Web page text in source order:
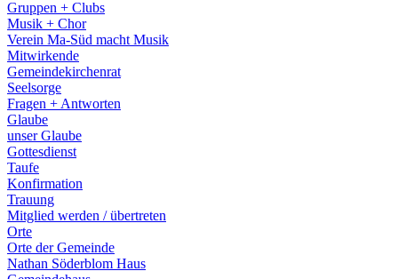
Gruppen + Clubs
Musik + Chor
Verein Ma-Süd macht Musik
Mitwirkende
Gemeindekirchenrat
Seelsorge
Fragen + Antworten
Glaube
unser Glaube
Gottesdienst
Taufe
Konfirmation
Trauung
Mitglied werden / übertreten
Orte
Orte der Gemeinde
Nathan Söderblom Haus